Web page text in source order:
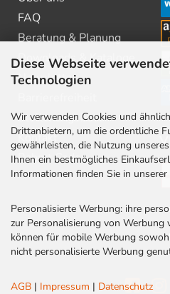
Diese Webseite
Technologien
Wir verwenden Cookies und
Drittanbietern, um die ordentliche
gewährleisten, die Nutzung
Ihnen ein bestmögliches
Informationen finden Sie in
Personalisierte Werbung: ihre
zur Personalisierung von Werbung
können für mobile Werbung
nicht personalisierte Werbung
AGB | Impressum | Datenschutz
FAQ
Beratung & Planung
Downloads & Kataloge
Newsletter
Stellenangebote
Kontakt
Rabatt Codes